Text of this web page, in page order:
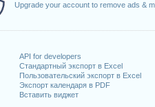
Upgrade your account to remove ads &
API for developers
Стандартный экспорт в Excel
Пользовательский экспорт в Excel
Экспорт календаря в PDF
Вставить виджет